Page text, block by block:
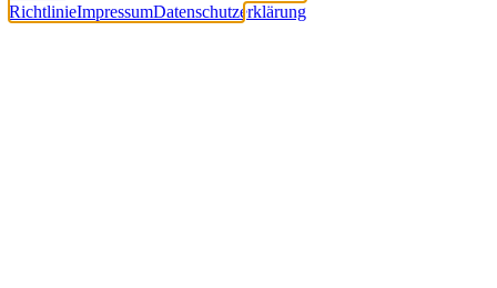
RichtlinieImpressumDatenschutzerklärung